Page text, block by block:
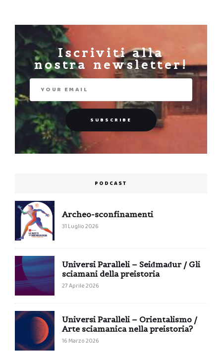
Iscriviti alla
nostra newsletter!
PODCAST
Archeo-sconfinamenti
31 Luglio 2026
Universi Paralleli – Seiđmađur / Gli
sciamani della preistoria
27 Aprile 2026
Universi Paralleli – Orientalismo /
Arte sciamanica nella preistoria?
16 Marzo 2026